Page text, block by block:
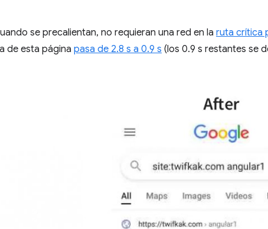
se precalientan, no requieran una red en la ruta crítica
de esta página pasa de 2.8 s a 0.9 s (los 0.9 s restantes se